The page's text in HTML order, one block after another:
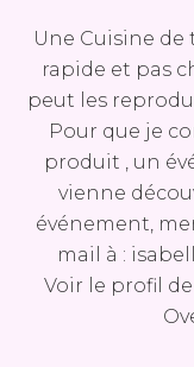
Une Cuisine de
rapide et pas
peut les
Pour que je
produit , un
vienne
événement,
mail à :
Voir le profil de